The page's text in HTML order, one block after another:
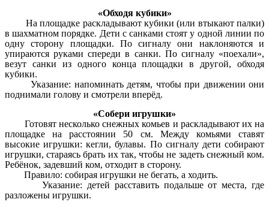
«Обходя кубики»
На площадке раскладывают кубики (или втыкают палки)
в шахматном порядке. Дети с санками стоят у одной линии по
одну сторону площадки. По сигналу они наклоняются и
упираются руками спереди в санки. По сигналу «поехали»,
везут санки из одного конца площадки в другой, обходя
кубики.
Указание: напоминать детям, чтобы при движении они
поднимали голову и смотрели вперёд.
«Собери игрушки»
Готовят несколько снежных комьев и раскладывают их на
площадке на расстоянии 50 см. Между комьями ставят
высокие игрушки: кегли, булавы. По сигналу дети собирают
игрушки, стараясь брать их так, чтобы не задеть снежный ком.
Ребёнок, задевший ком, отходит в сторону.
Правило: собирая игрушки не бегать, а ходить.
Указание: детей расставить подальше от места, где
разложены игрушки.